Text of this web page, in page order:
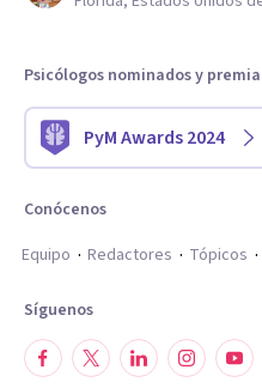
Psicólogos nominados y
PyM Awards 2024
Conócenos
Equipo
Redactores Tópicos
Síguenos